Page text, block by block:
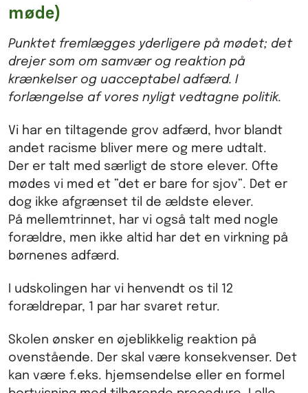
møde)
Punktet fremlægges yderligere på mødet; det
drejer som om samvær og reaktion på
krænkelser og uacceptabel adfærd. I
forlængelse af vores nyligt vedtagne politik.
Vi har en tiltagende grov adfærd, hvor blandt
andet racisme bliver mere og mere udtalt.
Der er talt med særligt de store elever. Ofte
mødes vi med et ”det er bare for sjov”. Det er
dog ikke afgrænset til de ældste elever.
På mellemtrinnet, har vi også talt med nogle
forældre, men ikke altid har det en virkning på
børnenes adfærd.
I udskolingen har vi henvendt os til 12
forældrepar, 1 par har svaret retur.
Skolen ønsker en øjeblikkelig reaktion på
ovenstående. Der skal være konsekvenser. Det
kan være f.eks. hjemsendelse eller en formel